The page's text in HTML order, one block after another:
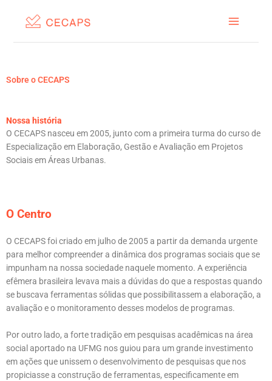
Sobre o CECAPS
Nossa história
O CECAPS nasceu em 2005, junto com a primeira turma do curso de
Especialização em Elaboração, Gestão e Avaliação em Projetos
Sociais em Áreas Urbanas.
O Centro
O CECAPS foi criado em julho de 2005 a partir da demanda urgente
para melhor compreender a dinâmica dos programas sociais que se
impunham na nossa sociedade naquele momento. A experiência
efêmera brasileira levava mais a dúvidas do que a respostas quando
se buscava ferramentas sólidas que possibilitassem a elaboração, a
avaliação e o monitoramento desses modelos de programas.
Por outro lado, a forte tradição em pesquisas acadêmicas na área
social aportado na UFMG nos guiou para um grande investimento
em ações que unissem o desenvolvimento de pesquisas que nos
propiciasse a construção de ferramentas, especificamente em